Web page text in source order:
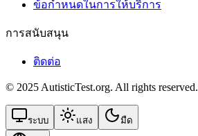
ข้อกําหนดในการให้บริการ
การสนับสนุน
ติดต่อ
© 2025 AutisticTest.org. All rights reserved.
ระบบ แสง มืด